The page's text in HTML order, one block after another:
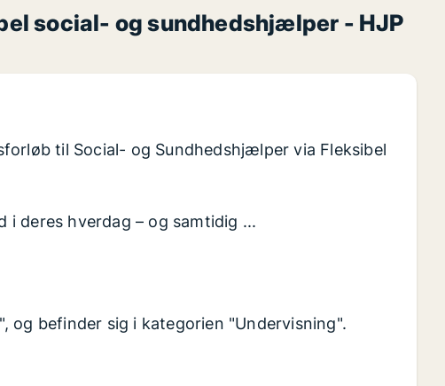
social- og sundhedshjælper - HJP
til Social- og Sundhedshjælper via Fleksibel
i deres hverdag – og samtidig ...
og befinder sig i kategorien "Undervisning".